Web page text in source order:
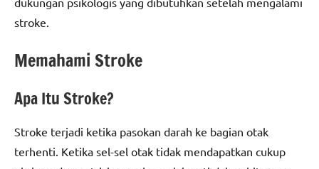
stroke.
Memahami Stroke
Apa Itu Stroke?
Stroke terjadi ketika pasokan darah ke bagian otak
terhenti. Ketika sel-sel otak tidak mendapatkan cukup